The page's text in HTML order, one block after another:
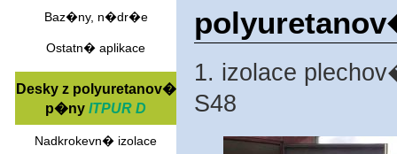
Baz�ny, n�dr�e
Ostatn� aplikace
Desky z polyuretanov�
p�ny ITPUR D
Nadkrokevn� izolace
1. izolace
S48